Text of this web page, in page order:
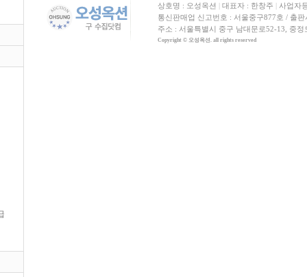
상호명 : 오성옥션 | 대표자 : 한창주 | 사업자
통신판매업 신고번호 : 서울중구877호 / 출
주소 : 서울특별시 중구 남대문로52-13, 중
Copyright © 오성옥션. all rights reserved